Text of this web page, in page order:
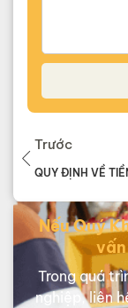
Trước
Nếu Quý
vấn
Trong quá
nghiệp, liên